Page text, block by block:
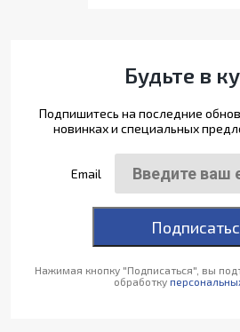
Будьте в
Подпишитесь на последние
новинках и специальных
Email
Нажимая кнопку "Подписаться", вы
обработку